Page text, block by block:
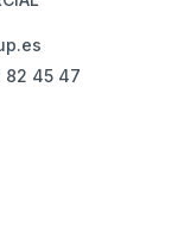
82 45 47